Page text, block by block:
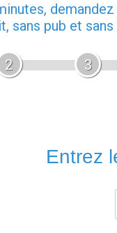
demandez
sans pub et
2 3
Entrez